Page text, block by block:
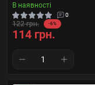
В наявності
0
122 грн. -6%
114 грн.